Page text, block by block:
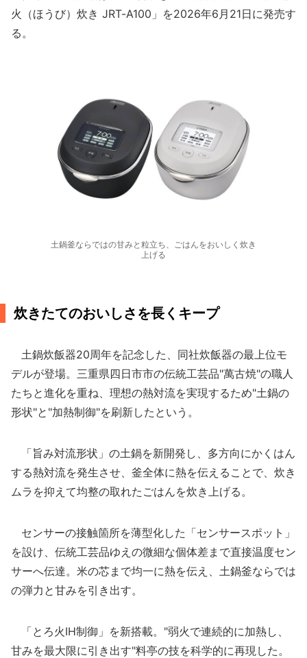
火（ほうび）炊き JRT-A100」を2026年6月21日に発売す
る。
土鍋釜ならではの甘みと粒立ち、ごはんをおいしく炊き
上げる
炊きたてのおいしさを長くキープ
土鍋炊飯器20周年を記念した、同社炊飯器の最上位モ
デルが登場。三重県四日市市の伝統工芸品"萬古焼"の職人
たちと進化を重ね、理想の熱対流を実現するため"土鍋の
形状"と"加熱制御"を刷新したという。
「旨み対流形状」の土鍋を新開発し、多方向にかくはん
する熱対流を発生させ、釜全体に熱を伝えることで、炊き
ムラを抑えて均整の取れたごはんを炊き上げる。
センサーの接触箇所を薄型化した「センサースポット」
を設け、伝統工芸品ゆえの微細な個体差まで直接温度セン
サーへ伝達。米の芯まで均一に熱を伝え、土鍋釜ならでは
の弾力と甘みを引き出す。
「とろ火IH制御」を新搭載。"弱火で連続的に加熱し、
甘みを最大限に引き出す"料亭の技を科学的に再現した。